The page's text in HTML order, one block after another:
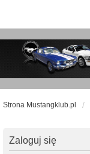
Strona Mustangklub.pl
Zaloguj się